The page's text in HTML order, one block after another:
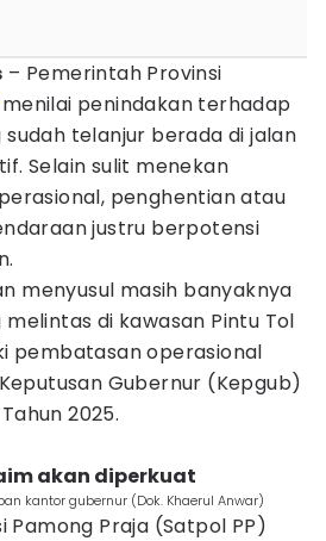
– Pemerintah Provinsi
menilai penindakan terhadap
sudah telanjur berada di jalan
Selain sulit menekan
penghentian atau
justru berpotensi
menyusul masih banyaknya
di kawasan Pintu Tol
pembatasan operasional
Gubernur (Kepgub)
2025.
akan diperkuat
kantor gubernur (Dok. Khaerul Anwar)
Pamong Praja (Satpol PP)